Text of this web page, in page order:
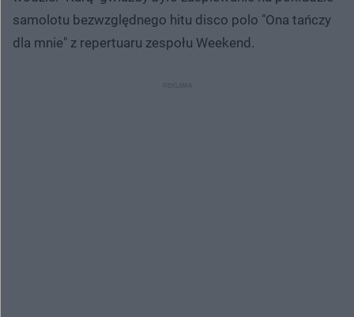
samolotu bezwzględnego hitu disco polo "Ona tańczy
dla mnie" z repertuaru zespołu Weekend.